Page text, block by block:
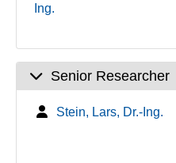
Ing.
Senior Researcher
Stein, Lars, Dr.-Ing.